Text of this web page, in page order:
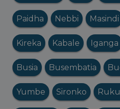
Paidha Nebbi Masindi
Kireka Kabale Iganga
Busia Busembatia
Yumbe Sironko